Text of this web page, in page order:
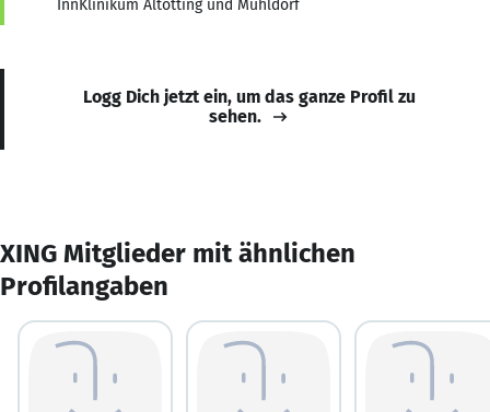
InnKlinikum Altötting und Mühldorf
Logg Dich jetzt ein, um das ganze Profil zu
sehen.
XING Mitglieder mit ähnlichen
Profilangaben